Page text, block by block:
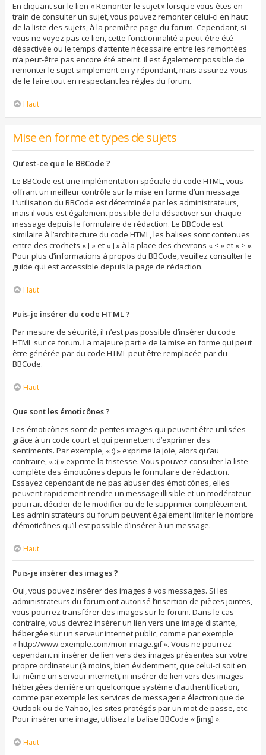
En cliquant sur le lien « Remonter le sujet » lorsque vous êtes en
train de consulter un sujet, vous pouvez remonter celui-ci en haut
de la liste des sujets, à la première page du forum. Cependant, si
vous ne voyez pas ce lien, cette fonctionnalité a peut-être été
désactivée ou le temps d’attente nécessaire entre les remontées
n’a peut-être pas encore été atteint. Il est également possible de
remonter le sujet simplement en y répondant, mais assurez-vous
de le faire tout en respectant les règles du forum.
Haut
Mise en forme et types de sujets
Qu’est-ce que le BBCode ?
Le BBCode est une implémentation spéciale du code HTML, vous
offrant un meilleur contrôle sur la mise en forme d’un message.
L’utilisation du BBCode est déterminée par les administrateurs,
mais il vous est également possible de la désactiver sur chaque
message depuis le formulaire de rédaction. Le BBCode est
similaire à l’architecture du code HTML, les balises sont contenues
entre des crochets « [ » et « ] » à la place des chevrons « < » et « > ».
Pour plus d’informations à propos du BBCode, veuillez consulter le
guide qui est accessible depuis la page de rédaction.
Haut
Puis-je insérer du code HTML ?
Par mesure de sécurité, il n’est pas possible d’insérer du code
HTML sur ce forum. La majeure partie de la mise en forme qui peut
être générée par du code HTML peut être remplacée par du
BBCode.
Haut
Que sont les émoticônes ?
Les émoticônes sont de petites images qui peuvent être utilisées
grâce à un code court et qui permettent d’exprimer des
sentiments. Par exemple, « :) » exprime la joie, alors qu’au
contraire, « :( » exprime la tristesse. Vous pouvez consulter la liste
complète des émoticônes depuis le formulaire de rédaction.
Essayez cependant de ne pas abuser des émoticônes, elles
peuvent rapidement rendre un message illisible et un modérateur
pourrait décider de le modifier ou de le supprimer complètement.
Les administrateurs du forum peuvent également limiter le nombre
d’émoticônes qu’il est possible d’insérer à un message.
Haut
Puis-je insérer des images ?
Oui, vous pouvez insérer des images à vos messages. Si les
administrateurs du forum ont autorisé l’insertion de pièces jointes,
vous pourrez transférer des images sur le forum. Dans le cas
contraire, vous devrez insérer un lien vers une image distante,
hébergée sur un serveur internet public, comme par exemple
« http://www.exemple.com/mon-image.gif ». Vous ne pourrez
cependant ni insérer de lien vers des images présentes sur votre
propre ordinateur (à moins, bien évidemment, que celui-ci soit en
lui-même un serveur internet), ni insérer de lien vers des images
hébergées derrière un quelconque système d’authentification,
comme par exemple les services de messagerie électronique de
Outlook ou de Yahoo, les sites protégés par un mot de passe, etc.
Pour insérer une image, utilisez la balise BBCode « [img] ».
Haut